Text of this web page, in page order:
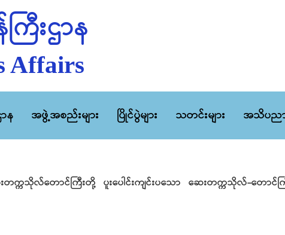
ြီးဌာန
Affairs
န အဖွဲ့အစည်းများ ပြိုင်ပွဲများ သတင်းများ အသိပည
က္ကသိုလ်တောင်ကြီးတို့ ပူးပေါင်းကျင်းပသော ဆေးတက္ကသိုလ်-တောင်ကြီ